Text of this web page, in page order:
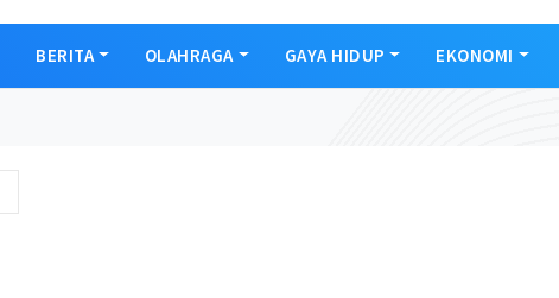
BERITA OLAHRAGA GAYA HIDUP EKONOMI